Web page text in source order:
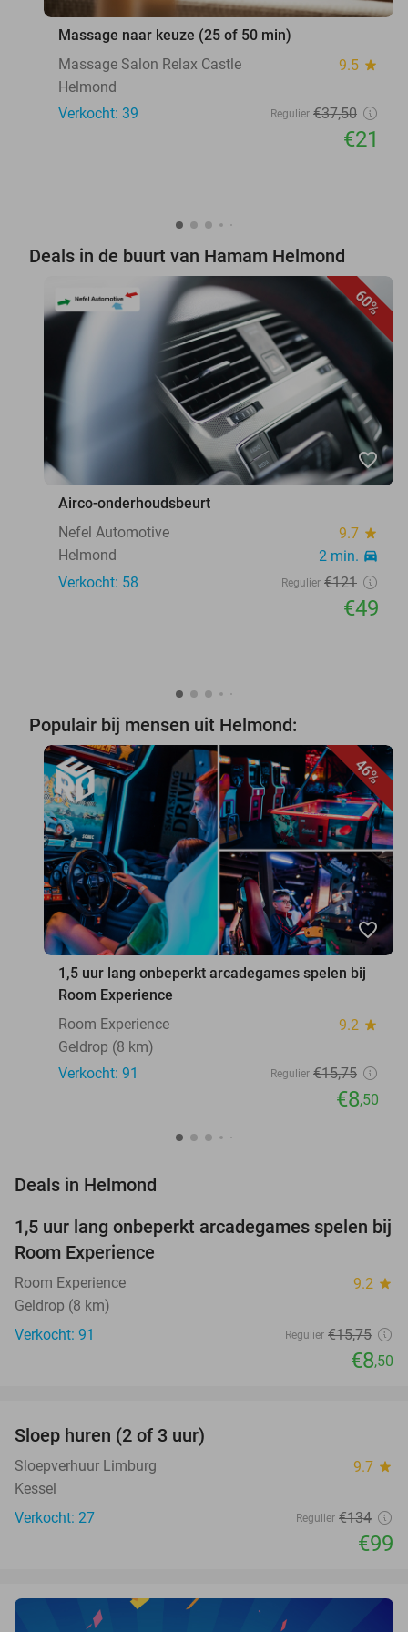
Massage naar keuze (25 of 50 min)
Massage Salon Relax Castle
9.5 star
Helmond
Verkocht: 39
Regulier €37,50
€21
Deals in de buurt van Hamam Helmond
60%
favorite_border
Airco-onderhoudsbeurt
Nefel Automotive
9.7 star
Helmond 2 min. directions_car
Verkocht: 58 Regulier €121
€49
Populair bij mensen uit Helmond:
46%
favorite_border
1,5 uur lang onbeperkt arcadegames spelen bij
Room Experience
Room Experience
9.2 star
Geldrop (8 km)
Verkocht: 91
Regulier €15,75
€8,50
Deals in Helmond
46%
1,5 uur lang onbeperkt arcadegames spelen bij
Room Experience
Room Experience 9.2 star
Geldrop (8 km)
Verkocht: 91
Regulier €15,75
€8,50
NEW
TODAY
Sloep huren (2 of 3 uur)
Sloepverhuur Limburg 9.7 star
Kessel
Verkocht: 27
Regulier €134
€99